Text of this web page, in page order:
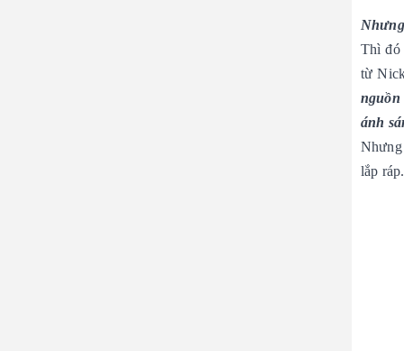
Thì đó
từ
nguồn
ánh
Nhưng
lắp